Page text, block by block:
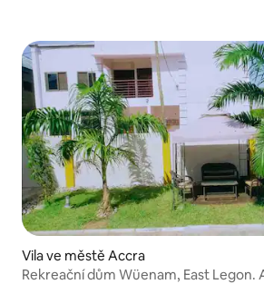
Vila ve městě Accra
Rekreační dům Wüenam, East Legon.